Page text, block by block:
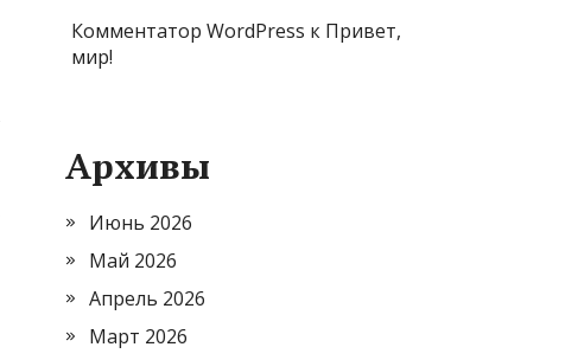
Комментатор WordPress к Привет,
мир!
Архивы
Июнь 2026
Май 2026
Апрель 2026
Март 2026